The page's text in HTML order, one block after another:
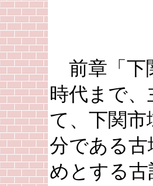
前章「下
時代まで
て、下関
分である古
めとする